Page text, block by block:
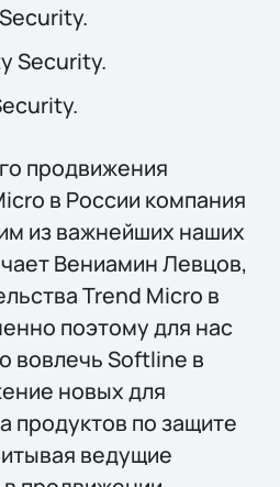
Security.
продвижения
в России компания
из важнейших наших
Вениамин Левцов,
Trend Micro в
поэтому для нас
вовлечь Softline в
новых для
продуктов по защите
ведущие